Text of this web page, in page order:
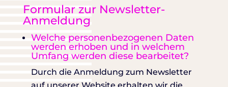
Formular zur Newsletter-
Anmeldung
Welche personenbezogenen Daten
werden erhoben und in welchem
Umfang werden diese bearbeitet?
Durch die Anmeldung zum Newsletter